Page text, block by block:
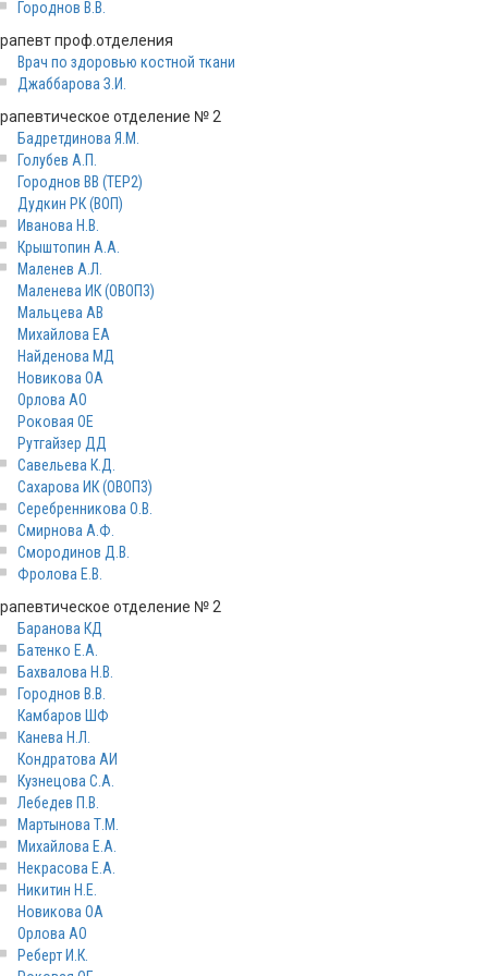
Городнов В.В.
проф.отделения
Врач по здоровью костной ткани
Джаббарова З.И.
отделение № 2
Бадретдинова Я.М.
Голубев А.П.
Городнов ВВ (ТЕР2)
Дудкин РК (ВОП)
Иванова Н.В.
Крыштопин А.А.
Маленев А.Л.
Маленева ИК (ОВОП3)
Мальцева АВ
Михайлова ЕА
Найденова МД
Новикова ОА
Орлова АО
Роковая ОЕ
Рутгайзер ДД
Савельева К.Д.
Сахарова ИК (ОВОП3)
Серебренникова О.В.
Смирнова А.Ф.
Смородинов Д.В.
Фролова Е.В.
отделение № 2
Баранова КД
Батенко Е.А.
Бахвалова Н.В.
Городнов В.В.
Камбаров ШФ
Канева Н.Л.
Кондратова АИ
Кузнецова С.А.
Лебедев П.В.
Мартынова Т.М.
Михайлова Е.А.
Некрасова Е.А.
Никитин Н.Е.
Новикова ОА
Орлова АО
Реберт И.К.